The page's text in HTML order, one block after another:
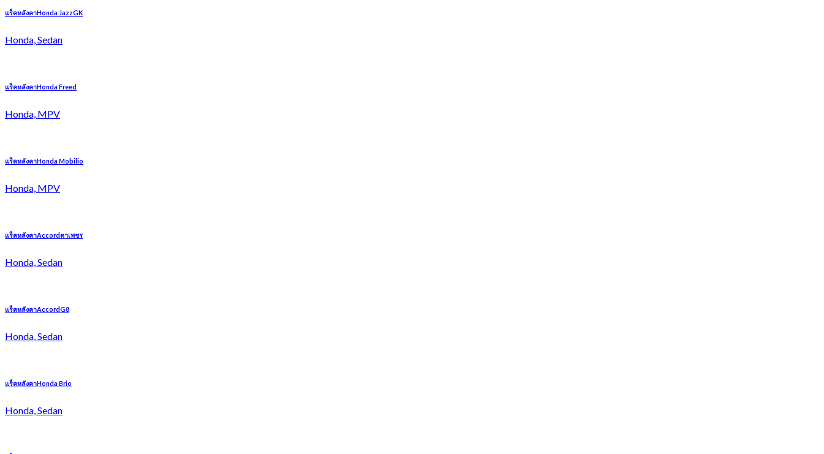
แร็คหลังคาHonda JazzGK
Honda, Sedan
แร็คหลังคาHonda Freed
Honda, MPV
แร็คหลังคาHonda Mobilio
Honda, MPV
แร็คหลังคาAccordตาเพชร
Honda, Sedan
แร็คหลังคาAccordG8
Honda, Sedan
แร็คหลังคาHonda Brio
Honda, Sedan